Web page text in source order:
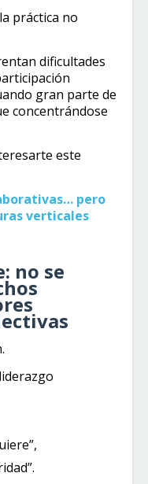
práctica no
dificultades
gran parte de
concentrándose
este
pero
verticales
no se